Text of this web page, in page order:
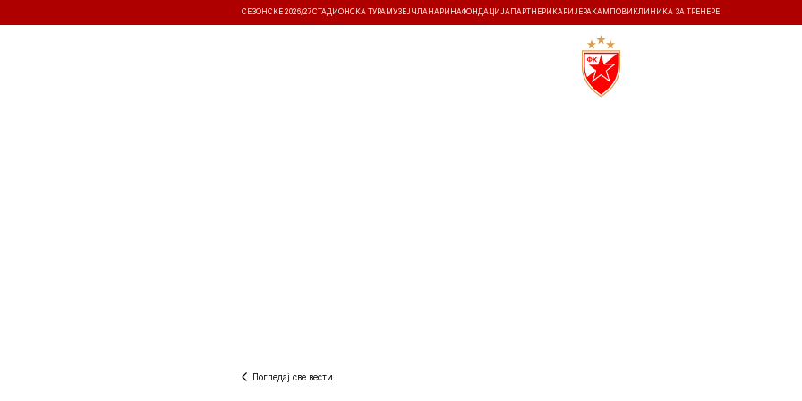
СЕЗОНСКЕ 2026/27СТАДИОНСКА ТУРА МУЗЕЈ ЧЛАНАРИНАФОНДАЦИЈА ПАРТНЕРИ КАРИЈЕРА КАМПОВИ КЛИНИКА ЗА ТРЕНЕРЕ
Погледај све вести